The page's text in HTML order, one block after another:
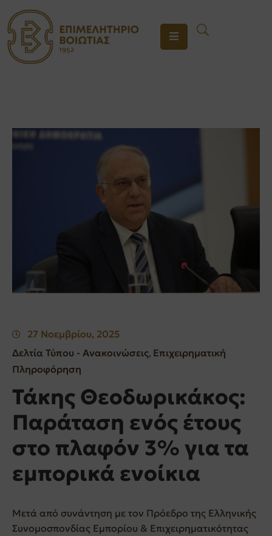
ΤΟ
ΕΠΙΜΕΛΗΤΗΡΙΟ
ΕΠΙΚΟΙΝΩΝΙΑ
27 Νοεμβρίου, 2025
Δελτία Τύπου - Ανακοινώσεις‚ Επιχειρηματική
Πληροφόρηση
Τάκης Θεοδωρικάκος:
Παράταση ενός έτους
στο πλαφόν 3% για τα
εμπορικά ενοίκια
Μετά από συνάντηση με τον Πρόεδρο της Ελληνικής
Συνομοσπονδίας Εμπορίου & Επιχειρηματικότητας